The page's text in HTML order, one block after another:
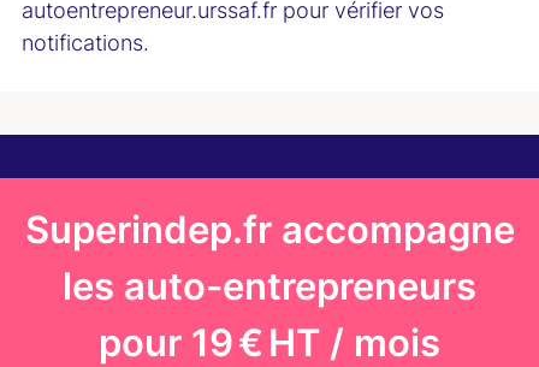
autoentrepreneur.urssaf.fr pour vérifier vos
notifications.
Superindep.fr accompagne
les auto-entrepreneurs
pour 19 € HT / mois